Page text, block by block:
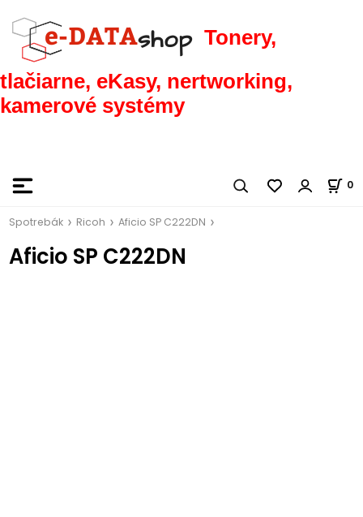
Tonery,
tlačiarne, eKasy, nertworking,
kamerové systémy
0
Spotrebák Ricoh Aficio SP C222DN
Aficio SP C222DN